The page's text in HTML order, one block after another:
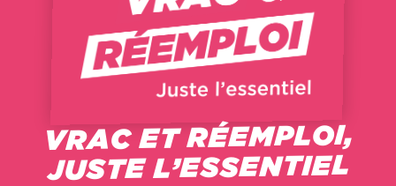
VRAC ET RÉEMPLOI,
JUSTE L’ESSENTIEL